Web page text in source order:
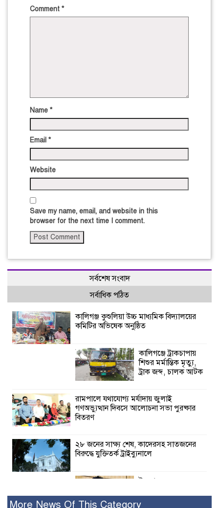
Comment *
Name *
Email *
Website
Save my name, email, and website in this
browser for the next time I comment.
সর্বশেষ সংবাদ
সর্বাধিক পঠিত
কালিগঞ্জ কুশুলিয়া উচ্চ মাধ্যমিক বিদ্যালয়ের
কমিটির অভিষেক অনুষ্ঠিত
কালিগঞ্জে ট্রাকচাপায়
শিশুর মর্মান্তিক মৃত্যু,
ট্রাক জব্দ, চালক আটক
রামপালে যথাযোগ্য মর্যাদায় জুলাই
গণঅভ্যুত্থান দিবসে আলোচনা সভা পুরষ্কার
বিতরণ
২৮ জনের সাক্ষ্য শেষ, কাদেরসহ সাতজনের
বিরুদ্ধে যুক্তিতর্ক ট্রাইব্যুনালে
ইসলামের সবচেয়ে
More News Of This Category